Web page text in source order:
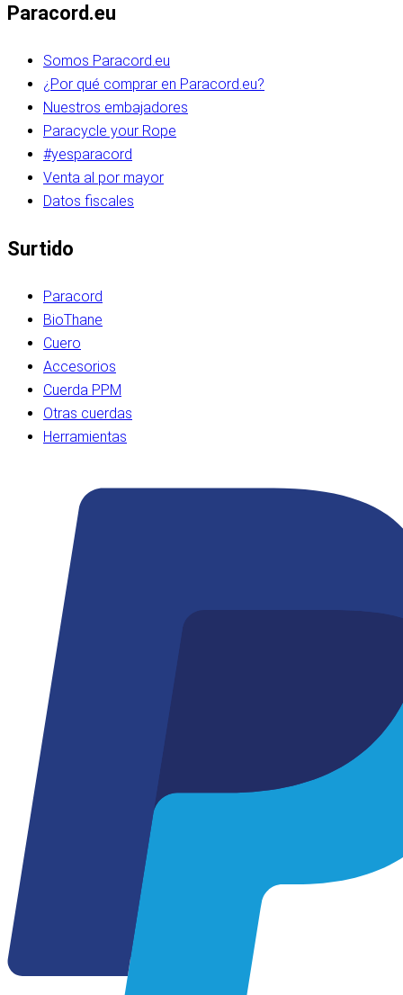
Paracord.eu
Somos Paracord.eu
¿Por qué comprar en Paracord.eu?
Nuestros embajadores
Paracycle your Rope
#yesparacord
Venta al por mayor
Datos fiscales
Surtido
Paracord
BioThane
Cuero
Accesorios
Cuerda PPM
Otras cuerdas
Herramientas